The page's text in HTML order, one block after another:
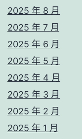
2025 年 8 月
2025 年 7 月
2025 年 6 月
2025 年 5 月
2025 年 4 月
2025 年 3 月
2025 年 2 月
2025 年 1 月